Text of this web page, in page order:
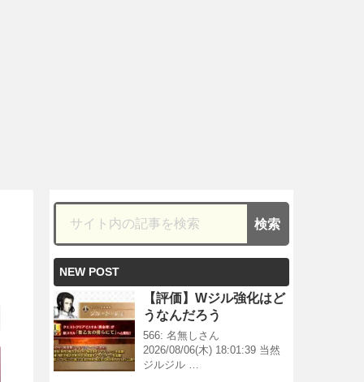
NEW POST
【評価】Wジル強化はど
うなんだろう
566: 名無しさん
2026/08/06(木) 18:01:39 当然
ジルジル …